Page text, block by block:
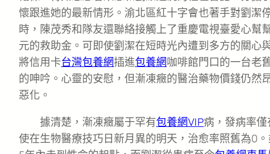
懷跟進她的最新情形。渝北區紅十字會也著手對劉潔
時，陳茂秀和隊友還聯絡接觸上了重慶電視臺愛心幫
元的救助金。可即使劉潔在短時光內遭到多方的關心
將信用卡台灣包養網插進包養網咖啡館門口的一台老
的呻吟。心靈的安慰，但漸凍癥的醫治藥物價錢仍然
惡化。
據清楚，漸凍癥屬于罕有包養網VIP病，發病率
使在生物醫療技巧日新月異的明天，治愈率照舊為0